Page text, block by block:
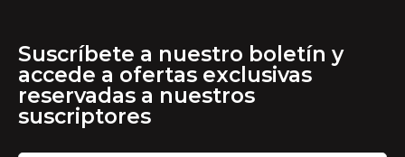
Suscríbete a nuestro boletín y
accede a ofertas exclusivas
reservadas a nuestros
suscriptores